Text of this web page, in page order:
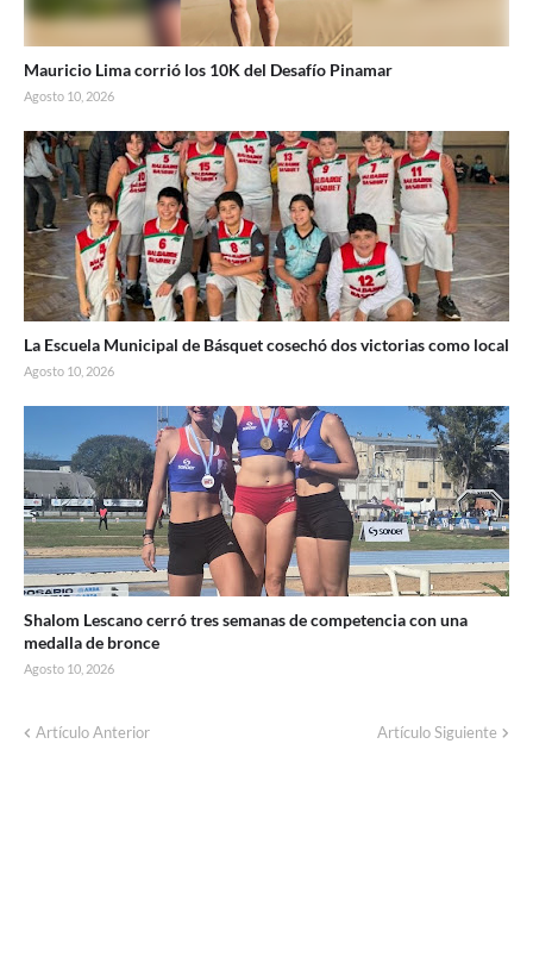
Mauricio Lima corrió los 10K del Desafío Pinamar
Agosto 10, 2026
La Escuela Municipal de Básquet cosechó dos victorias como local
Agosto 10, 2026
Shalom Lescano cerró tres semanas de competencia con una
medalla de bronce
Agosto 10, 2026
Artículo Anterior Artículo Siguiente
Este martes habrá un corte de luz por